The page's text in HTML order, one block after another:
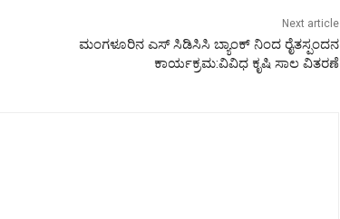
Next article
ಮಂಗಳೂರಿನ ಎಸ್‌ ಸಿಡಿಸಿಸಿ ಬ್ಯಾಂಕ್‌ ನಿಂದ ರೈತಸ್ಪಂದನ
ಕಾರ್ಯಕ್ರಮ:ವಿವಿಧ ಕೃಷಿ ಸಾಲ ವಿತರಣೆ